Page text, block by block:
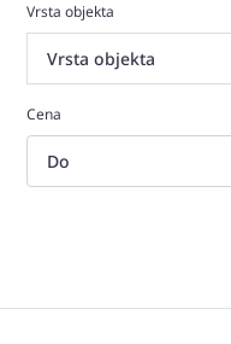
Vrsta objekta
Cena